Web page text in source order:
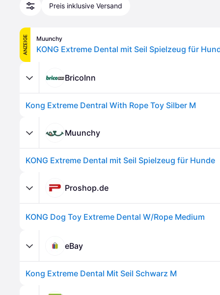
Preis inklusive Versand
ANZEIGE Muunchy
KONG Extreme Dental mit Seil Spielzeug für
BricoInn
Kong Extreme Dentral With Rope Toy Silber M
Muunchy
KONG Extreme Dental mit Seil Spielzeug für Hunde
Proshop.de
KONG Dog Toy Extreme Dental W/Rope Medium
eBay
Kong Extreme Dental Mit Seil Schwarz M